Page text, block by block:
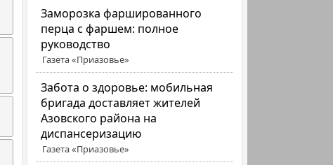
Заморозка фаршированного
перца с фаршем: полное
руководство
Газета «Приазовье»
Забота о здоровье: мобильная
бригада доставляет жителей
Азовского района на
диспансеризацию
Газета «Приазовье»